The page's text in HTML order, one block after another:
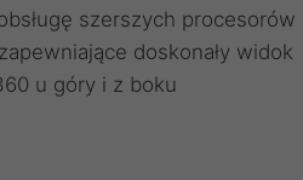
szerszych procesorów
doskonały widok
u góry i z boku